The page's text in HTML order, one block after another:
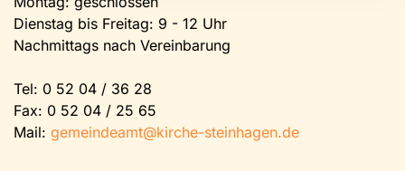
Dienstag bis Freitag: 9 - 12 Uhr
Nachmittags nach Vereinbarung
Tel: 0 52 04 / 36 28
Fax: 0 52 04 / 25 65
Mail: gemeindeamt@kirche-steinhagen.de